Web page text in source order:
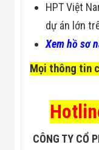
HPT Việt
dự án lớn
Xem hồ sơ
Mọi thông tin
CÔNG TY CỔ